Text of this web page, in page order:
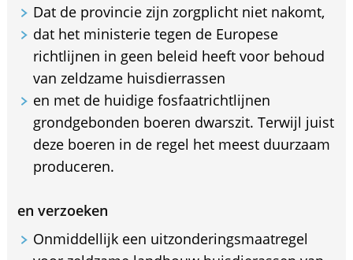
Dat de provincie zijn zorgplicht niet nakomt,
dat het ministerie tegen de Europese
richtlijnen in geen beleid heeft voor behoud
van zeldzame huisdierrassen
en met de huidige fosfaatrichtlijnen
grondgebonden boeren dwarszit. Terwijl juist
deze boeren in de regel het meest duurzaam
produceren.
en verzoeken
Onmiddellijk een uitzonderingsmaatregel